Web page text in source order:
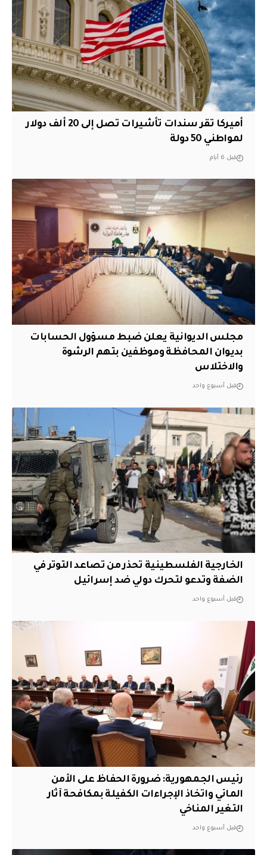
أميركا تقر سندات تأشيرات تصل إلى 20 ألف دولار
لمواطني 50 دولة
قبل 6 أيام
مجلس الديوانية يعلن ضبط مسؤول الحسابات
بديوان المحافظة وموظفين بتهم الرشوة
والاختلاس
قبل أسبوع واحد
الخارجية الفلسطينية تحذر من تصاعد التوتر في
الضفة وتدعو لتحرك دولي ضد إسرائيل
قبل أسبوع واحد
رئيس الجمهورية: ضرورة الحفاظ على الأمن
المائي واتخاذ الإجراءات الكفيلة بمكافحة آثار
التغير المناخي
قبل أسبوع واحد